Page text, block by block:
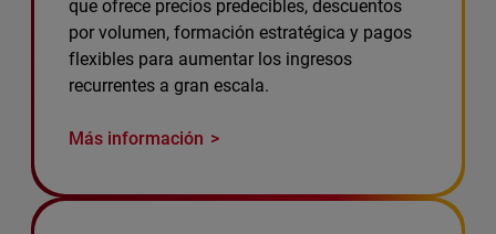
que ofrece precios predecibles, descuentos
por volumen, formación estratégica y pagos
flexibles para aumentar los ingresos
recurrentes a gran escala.
Más información